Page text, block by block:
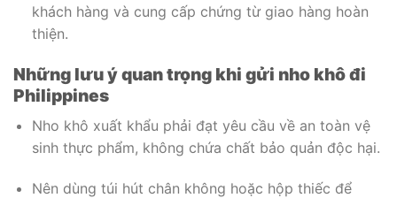
khách hàng và cung cấp chứng từ giao hàng hoàn
thiện.
Những lưu ý quan trọng khi gửi nho khô đi
Philippines
Nho khô xuất khẩu phải đạt yêu cầu về an toàn vệ
sinh thực phẩm, không chứa chất bảo quản độc hại.
Nên dùng túi hút chân không hoặc hộp thiếc để